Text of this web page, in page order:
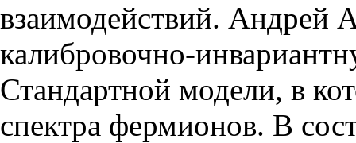
взаимодействий. Андрей
калибровочно-
Стандартной модели, в
спектра фермионов. В